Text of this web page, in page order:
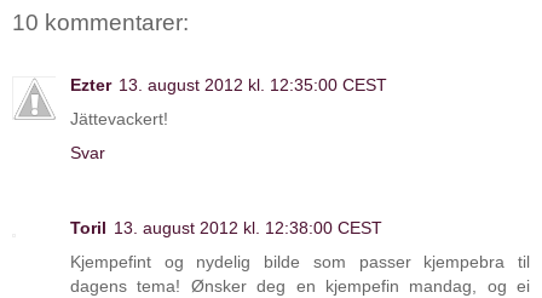
10 kommentarer:
Ezter 13. august 2012 kl. 12:35:00 CEST
Jättevackert!
Svar
Toril 13. august 2012 kl. 12:38:00 CEST
Kjempefint og nydelig bilde som passer kjempebra til
dagens tema! Ønsker deg en kjempefin mandag, og ei